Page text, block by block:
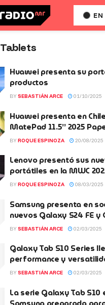
Tablets
Huawei presenta su
productos
BY SEBASTIÁN ARCE 01/10/2025
Huawei presenta en
MatePad 11.5” 2025
BY ROQUE ESPINOZA 20/08/2025
Lenovo presentó sus
portátiles en la MWC
BY ROQUE ESPINOZA 08/03/2025
Samsung presenta en
nuevos Galaxy S24 FE y
BY SEBASTIÁN ARCE 02/03/2025
Galaxy Tab S10 Series
performance y
BY SEBASTIÁN ARCE 02/03/2025
La serie Galaxy Tab